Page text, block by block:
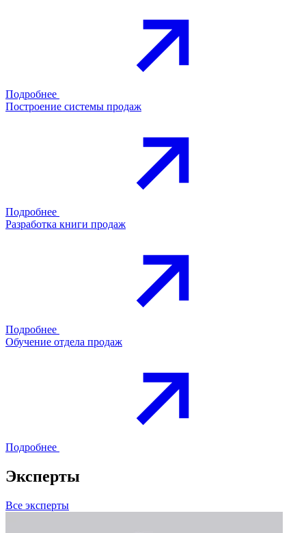
Подробнее
Построение системы продаж
Подробнее
Разработка книги продаж
Подробнее
Обучение отдела продаж
Подробнее
Эксперты
Все эксперты